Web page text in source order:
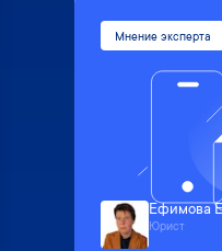
Мнение эксперта
Ефимова
Юрист